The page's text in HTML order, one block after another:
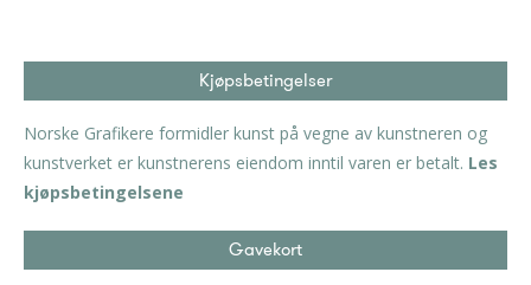
Kjøpsbetingelser
Norske Grafikere formidler kunst på vegne av kunstneren og
kunstverket er kunstnerens eiendom inntil varen er betalt. Les
kjøpsbetingelsene
Gavekort